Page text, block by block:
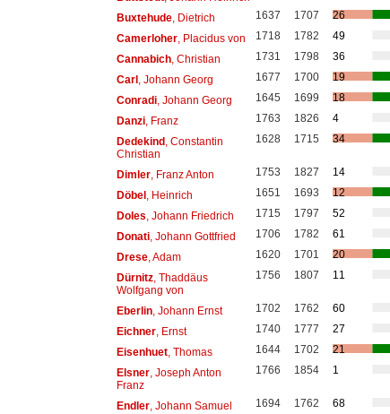
Buxtehude, Dietrich 1637 1707
26
Camerloher, Placidus von 1718 1782
49
Cannabich, Christian 1731 1798
36
Carl, Johann Georg 1677 1700
19
Conradi, Johann Georg 1645 1699
18
Danzi, Franz 1763 1826
4
Dedekind, Constantin
Christian
1628 1715 34
Dimler, Franz Anton 1753 1827
14
Döbel, Heinrich 1651 1693
12
Doles , Johann Friedrich 1715 1797
52
Donati, Johann Gottfried 1706 1782
61
Drese, Adam 1620 1701
20
Dürnitz, Thaddäus
Wolfgang von
1756 1807 11
Eberlin, Johann Ernst 1702 1762
60
Eichner, Ernst 1740 1777
27
Eisenhuet, Thomas 1644 1702
21
Elsner, Joseph Anton
Franz
1766 1854 1
Endler, Johann Samuel 1694 1762
68